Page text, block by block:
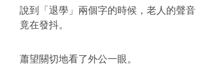
說到「退學」兩個字的時候，老人的聲音
竟在發抖。
蕭望關切地看了外公一眼。